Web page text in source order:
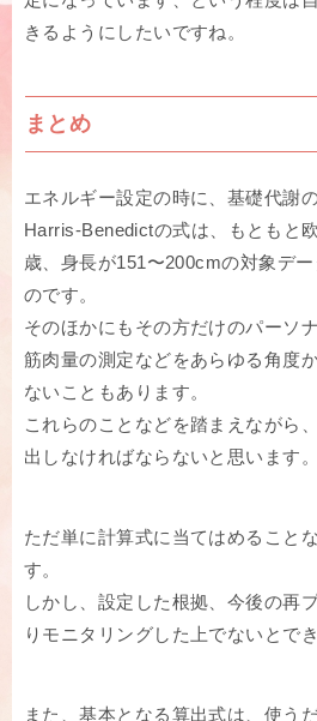
きるようにしたいですね。
まとめ
エネルギー設定の時に、基礎代謝
Harris-Benedictの式は、もともと
歳、身長が151〜200cmの対象デ
のです。
そのほかにもその方だけのパーソ
筋肉量の測定などをあらゆる角度
ないこともあります。
これらのことなどを踏まえながら
出しなければならないと思います。
ただ単に計算式に当てはめること
す。
しかし、設定した根拠、今後の再
りモニタリングした上でないとでき
また、基本となる算出式は、使う